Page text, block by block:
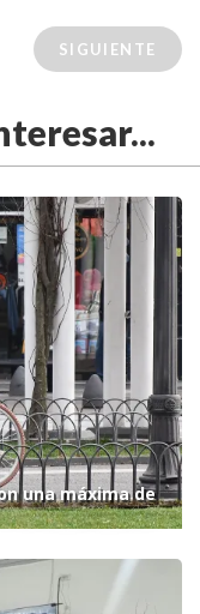
SIGUIENTE
una máxima de